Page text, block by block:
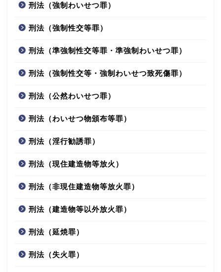
刑法（強制わいせつ罪）
刑法（強制性交等罪）
刑法（準強制性交等罪・準強制わいせつ罪）
刑法（強制性交等・強制わいせつ致死傷罪）
刑法（公然わいせつ罪）
刑法（わいせつ物頒布等罪）
刑法（淫行勧誘罪）
刑法（現住建造物等放火）
刑法（非現住建造物等放火罪）
刑法（建造物等以外放火罪）
刑法（延焼罪）
刑法（失火罪）